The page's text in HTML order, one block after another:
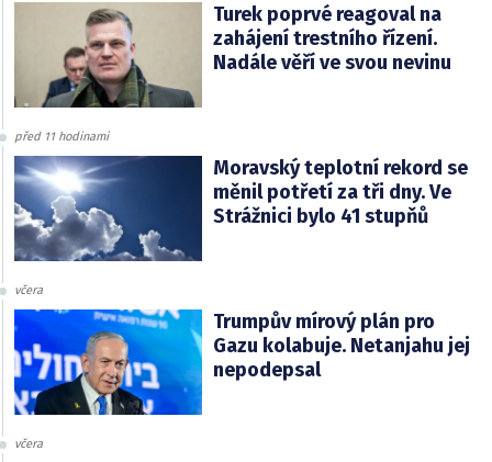
Turek poprvé reagoval na
zahájení trestního řízení.
Nadále věří ve svou nevinu
před 11 hodinami
Moravský teplotní rekord se
měnil potřetí za tři dny. Ve
Strážnici bylo 41 stupňů
včera
Trumpův mírový plán pro
Gazu kolabuje. Netanjahu jej
nepodepsal
včera